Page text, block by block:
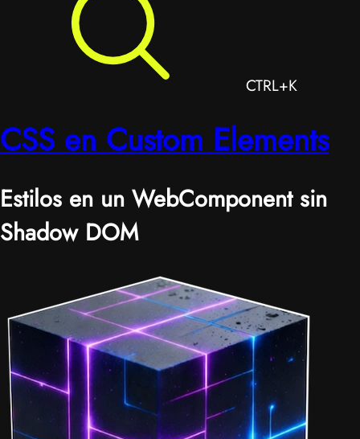
CTRL+K
CSS en Custom Elements
Estilos en un WebComponent sin
Shadow DOM|